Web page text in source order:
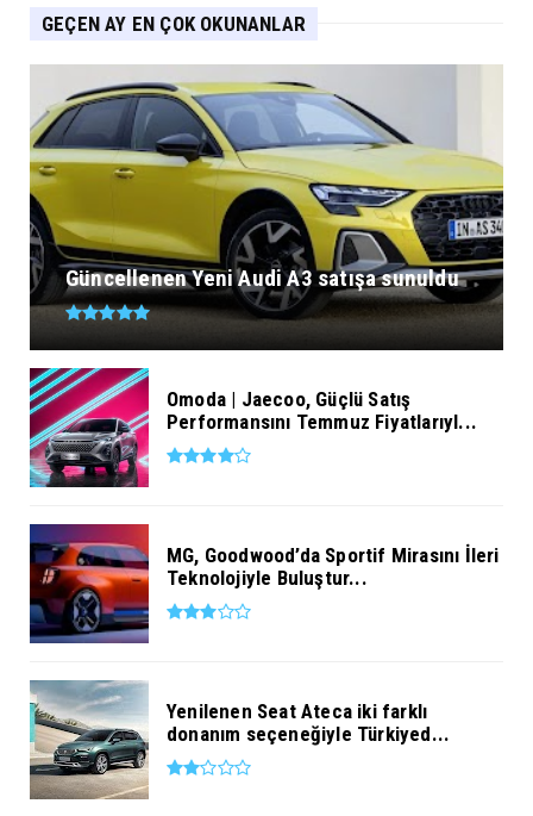
GEÇEN AY EN ÇOK OKUNANLAR
Güncellenen Yeni Audi A3 satışa sunuldu
Omoda | Jaecoo, Güçlü Satış
Performansını Temmuz Fiyatlarıyl...
MG, Goodwood’da Sportif Mirasını İleri
Teknolojiyle Buluştur...
Yenilenen Seat Ateca iki farklı
donanım seçeneğiyle Türkiyed...